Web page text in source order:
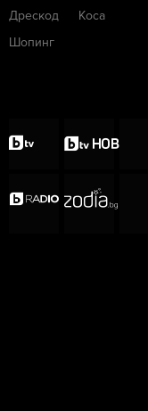
Дрескод
Шопинг
Коса